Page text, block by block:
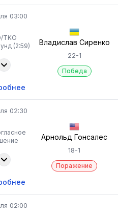
03:00
TKO
(2:59)
Владислав Сиренко
22-1
Победа
02:30
Арнольд Гонсалес
18-1
Поражение
02:00